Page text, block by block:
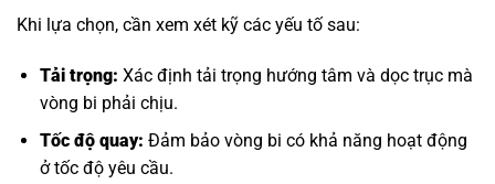
Khi lựa chọn, cần xem xét kỹ các yếu tố sau:
Tải trọng: Xác định tải trọng hướng tâm và dọc trục mà
vòng bi phải chịu.
Tốc độ quay: Đảm bảo vòng bi có khả năng hoạt động
ở tốc độ yêu cầu.